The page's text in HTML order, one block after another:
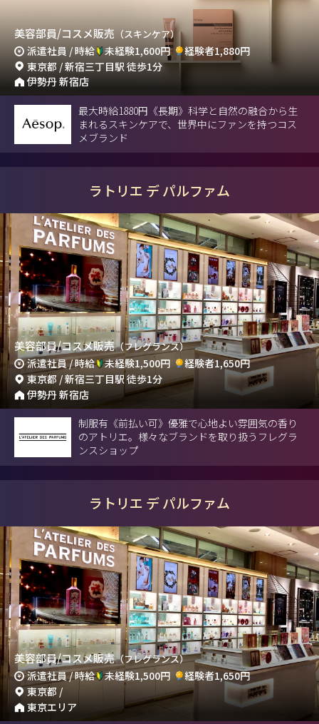
美容部員/コスメ販売 （スキンケア）
派遣社員 / 時給 未経験1,600円
経験者1,880円
東京都 / 新宿三丁目駅 徒歩1分
伊勢丹 新宿店
最大時給1880円《長期》科学と自然の融合から生
まれるスキンケアで、世界中にファンを持つコス
メブランド
ラトリエ デ パルファム
美容部員/コスメ販売（フレグランス）
派遣社員 / 時給 未経験1,500円
経験者1,650円
東京都 / 新宿三丁目駅 徒歩1分
伊勢丹 新宿店
制服有《前払い可》優雅で心地よい雰囲気の香り
のアトリエ。様々なブランドを取り扱うフレグラ
ンスショップ
ラトリエ デ パルファム
美容部員/コスメ販売（フレグランス）
派遣社員 / 時給 未経験1,500円
経験者1,650円
東京都 /
東京エリア